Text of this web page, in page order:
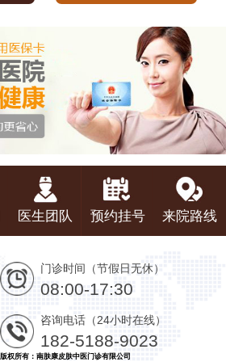
医生团队 预约挂号 来院路线
门诊时间（节假日无休）
08:00-17:30
咨询电话（24小时在线）
182-5188-9023
版权所有：南肤康皮肤中医门诊有限公司